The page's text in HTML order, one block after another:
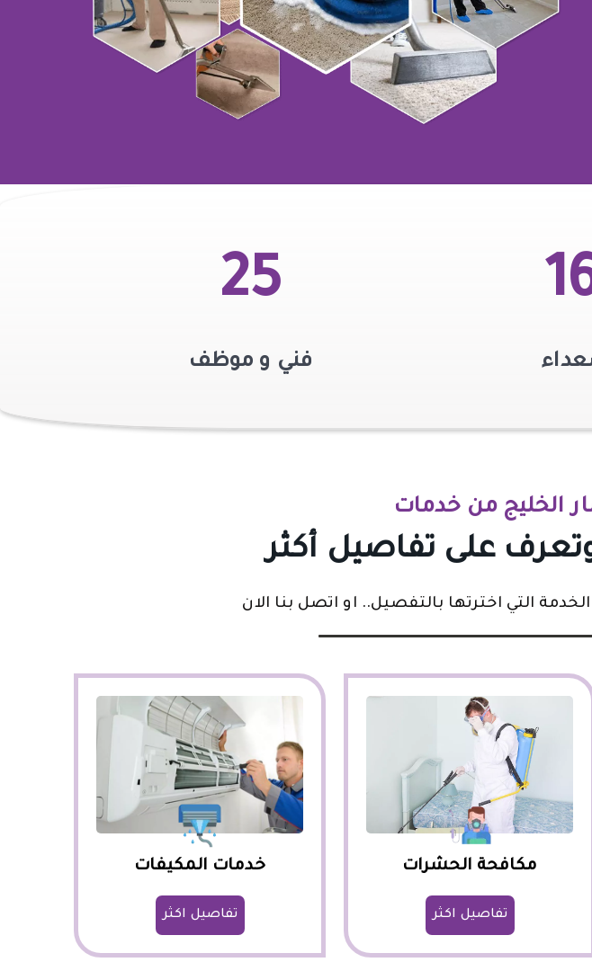
25
فني و موظف
الخليج من خدمات
وتعرف على تفاصيل أكثر
التي اخترتها بالتفصيل.. او اتصل بنا الان
مكافحة الحشرات
تفاصيل اكثر
خدمات المكيفات
تفاصيل اكثر